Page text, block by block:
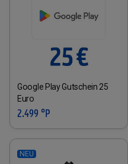
Google Play Gutschein 25
Euro
2.499 °P
NEU